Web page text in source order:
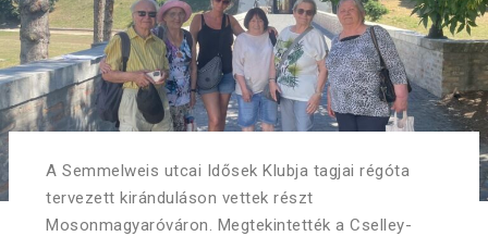
A Semmelweis utcai Idősek Klubja tagjai régóta
tervezett kiránduláson vettek részt
Mosonmagyaróváron. Megtekintették a Cselley-